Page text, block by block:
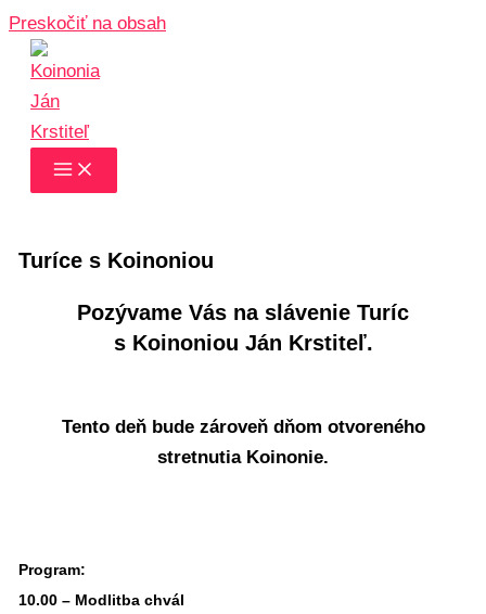
Preskočiť na obsah
Turíce s Koinoniou
Pozývame Vás na slávenie Turíc
s Koinoniou Ján Krstiteľ.
Tento deň bude zároveň dňom otvoreného
stretnutia Koinonie.
Program:
10.00 – Modlitba chvál